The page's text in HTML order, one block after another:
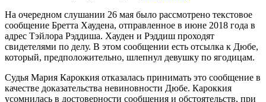
На очередном слушании 26 мая было рассмотрено текстовое
сообщение Бретта Хаудена, отправленное в июне 2018 года в
адрес Тэйлора Рэддиша. Хауден и Рэддиш проходят
свидетелями по делу. В этом сообщении есть отсылка к Дюбе,
который, предположительно, шлепнул девушку по ягодицам.
Судья Мария Кароккия отказалась принимать это сообщение в
качестве доказательства невиновности Дюбе. Кароккия
усомнилась в достоверности сообщения и обстоятельств, при